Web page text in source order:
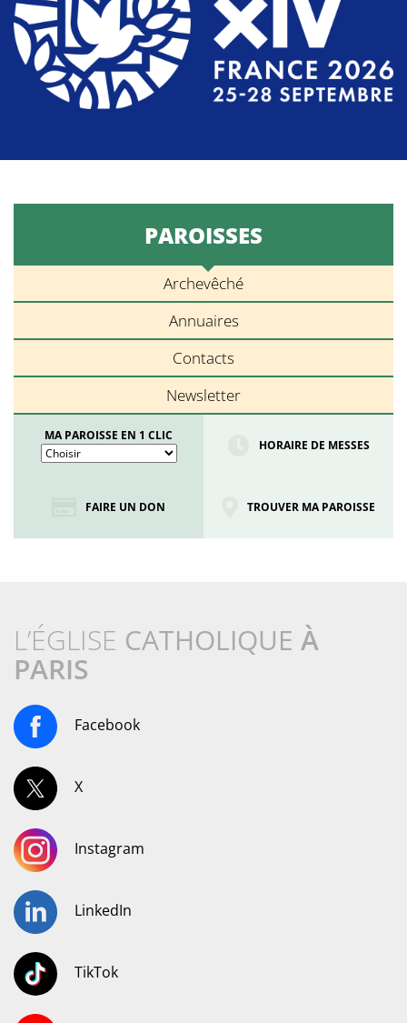
PAROISSES
Archevêché
Annuaires
Contacts
Newsletter
MA PAROISSE EN 1 CLIC
HORAIRE DE MESSES
FAIRE UN DON TROUVER MA PAROISSE
L’ÉGLISE CATHOLIQUE À
PARIS
Facebook
X
Instagram
LinkedIn
TikTok